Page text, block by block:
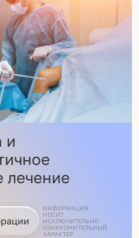
и
лечение
ИНФОРМАЦИЯ
НОСИТ
ИСКЛЮЧИТЕЛЬНО
ОЗНАКОМИТЕЛЬНЫЙ
ХАРАКТЕР